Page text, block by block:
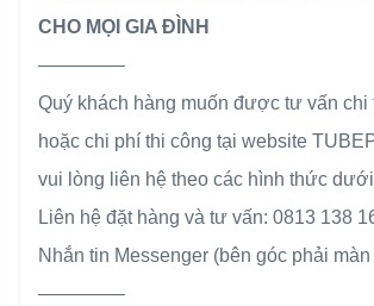
CHO MỌI GIA ĐÌNH
————–
Quý khách hàng muốn được tư vấn chi
hoặc chi phí thi công tại website
vui lòng liên hệ theo các hình thức
Liên hệ đặt hàng và tư vấn: 0813 138
Nhắn tin Messenger (bên góc phải màn
————–